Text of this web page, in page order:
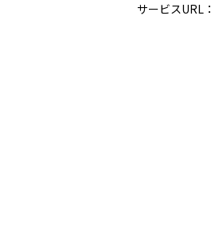
サービスURL：